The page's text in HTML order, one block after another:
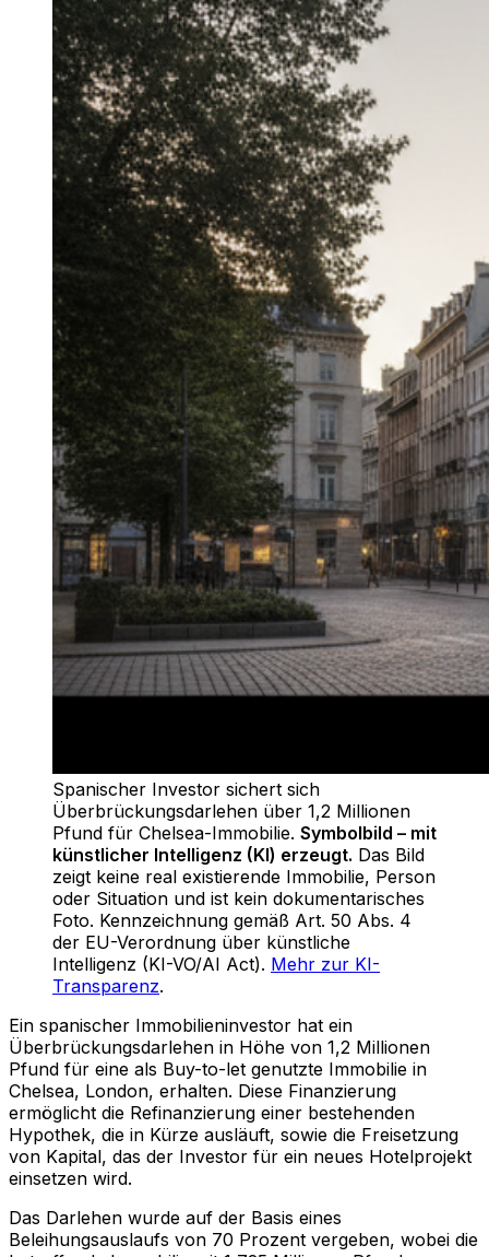
Spanischer Investor sichert sich
Überbrückungsdarlehen über 1,2 Millionen
Pfund für Chelsea-Immobilie. Symbolbild – mit
künstlicher Intelligenz (KI) erzeugt. Das Bild
zeigt keine real existierende Immobilie, Person
oder Situation und ist kein dokumentarisches
Foto. Kennzeichnung gemäß Art. 50 Abs. 4
der EU-Verordnung über künstliche
Intelligenz (KI-VO/AI Act). Mehr zur KI-
Transparenz.
Ein spanischer Immobilieninvestor hat ein
Überbrückungsdarlehen in Höhe von 1,2 Millionen
Pfund für eine als Buy-to-let genutzte Immobilie in
Chelsea, London, erhalten. Diese Finanzierung
ermöglicht die Refinanzierung einer bestehenden
Hypothek, die in Kürze ausläuft, sowie die Freisetzung
von Kapital, das der Investor für ein neues Hotelprojekt
einsetzen wird.
Das Darlehen wurde auf der Basis eines
Beleihungsauslaufs von 70 Prozent vergeben, wobei die